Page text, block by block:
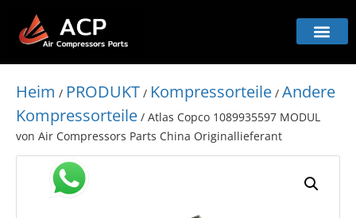
Heim / PRODUKT / Kompressorteile / Andere
Kompressorteile / Atlas Copco 1089935597 MODUL
von Air Compressors Parts China Originallieferant